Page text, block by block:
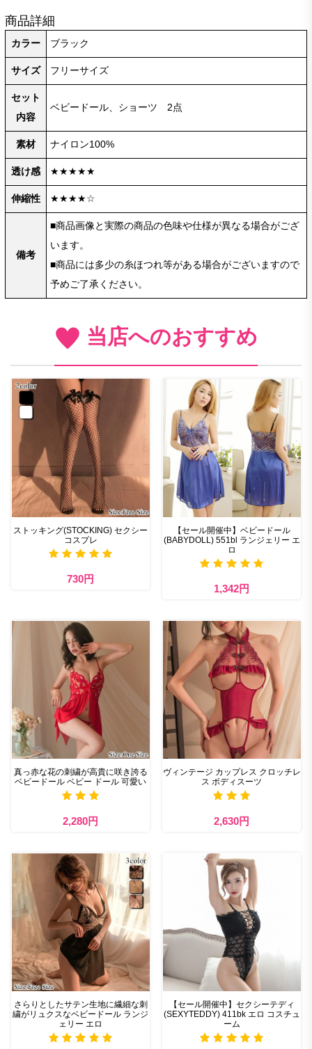
商品詳細
カラー ブラック
サイズ フリーサイズ
セット
内容
ベビードール、ショーツ 2点
素材 ナイロン100%
透け感 ★★★★★
伸縮性 ★★★★☆
備考
■商品画像と実際の商品の色味や仕様が異なる場合がござ
います。
■商品には多少の糸ほつれ等がある場合がございますので
予めご了承ください。
当店へのおすすめ
ストッキング(STOCKING) セクシー
コスプレ
730円
【セール開催中】ベビードール
(BABYDOLL) 551bl ランジェリー エ
ロ
1,342円
真っ赤な花の刺繍が高貴に咲き誇る
ベビードール ベビー ドール 可愛い
2,280円
ヴィンテージ カップレス クロッチレ
ス ボディスーツ
2,630円
さらりとしたサテン生地に繊細な刺
繍がリュクスなベビードール ランジ
ェリー エロ
【セール開催中】セクシーテディ
(SEXYTEDDY) 411bk エロ コスチュ
ーム